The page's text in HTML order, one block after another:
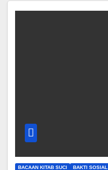
BACAAN KITAB SUCI BAKTI SOSIAL